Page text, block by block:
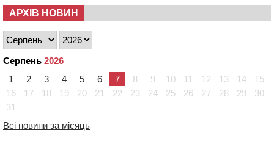
АРХІВ НОВИН
Серпень 2026
1
2 3 4 5 6 7 8 9 10 11 12 13 14
15
16
17 18 19 20 21 22 23 24 25 26 27 28 29
30
31
Всі новини за місяць